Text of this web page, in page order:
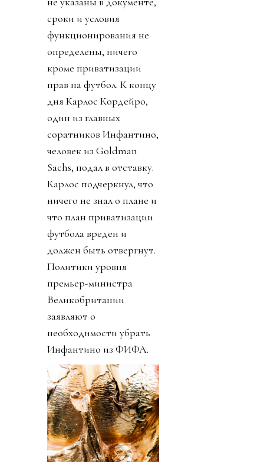
сроки и условия
функционирования не
определены, ничего
кроме приватизации
прав на футбол. К концу
дня Карлос Кордейро,
один из главных
соратников Инфантино,
человек из Goldman
Sachs, подал в отставку.
Карлос подчеркнул, что
ничего не знал о плане и
что план приватизации
футбола вреден и
должен быть отвергнут.
Политики уровня
премьер-министра
Великобритании
заявляют о
необходимости убрать
Инфантино из ФИФА.